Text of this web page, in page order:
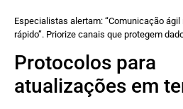
Especialistas alertam: “Comunicação
rápido”. Priorize canais que protegem
Protocolos para
atualizações em